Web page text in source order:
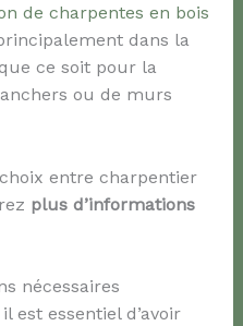
de charpentes en bois
dans la
ce soit pour la
ou de murs
entre charpentier
plus d’informations
nécessaires
est essentiel d’avoir